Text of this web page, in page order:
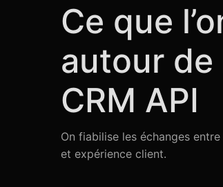
Ce que
autour
CRM API
On fiabilise les échanges
et expérience client.